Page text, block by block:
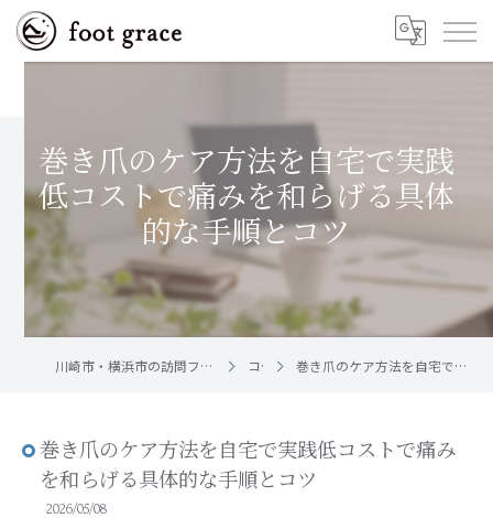
巻き爪のケア方法を自宅で実践
低コストで痛みを和らげる具体
的な手順とコツ
川崎市・横浜市の訪問フットケア｜足と爪のお手入れ屋さん foot grace コラム 巻き爪のケア方法を自宅で実践低コストで痛みを和らげる具体的な手順とコツ
巻き爪のケア方法を自宅で実践低コストで痛み
を和らげる具体的な手順とコツ
2026/05/08